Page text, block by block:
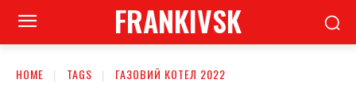
FRANKIVSK
HOME TAGS ГАЗОВИЙ КОТЕЛ 2022